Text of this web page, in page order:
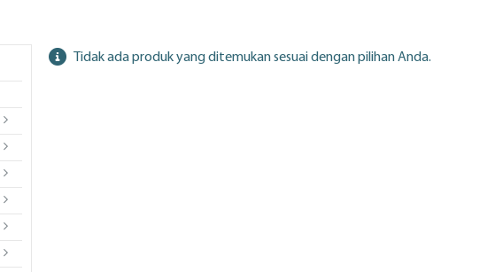
Tidak ada produk yang ditemukan sesuai dengan pilihan Anda.